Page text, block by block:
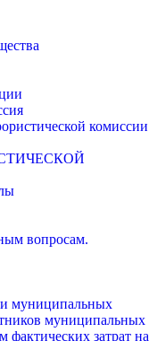
комиссии
вопросам.
муниципальных
муниципальных
фактических затрат на